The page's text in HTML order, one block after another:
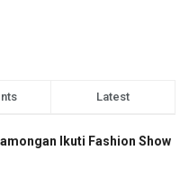
Latest
Ikuti Fashion Show